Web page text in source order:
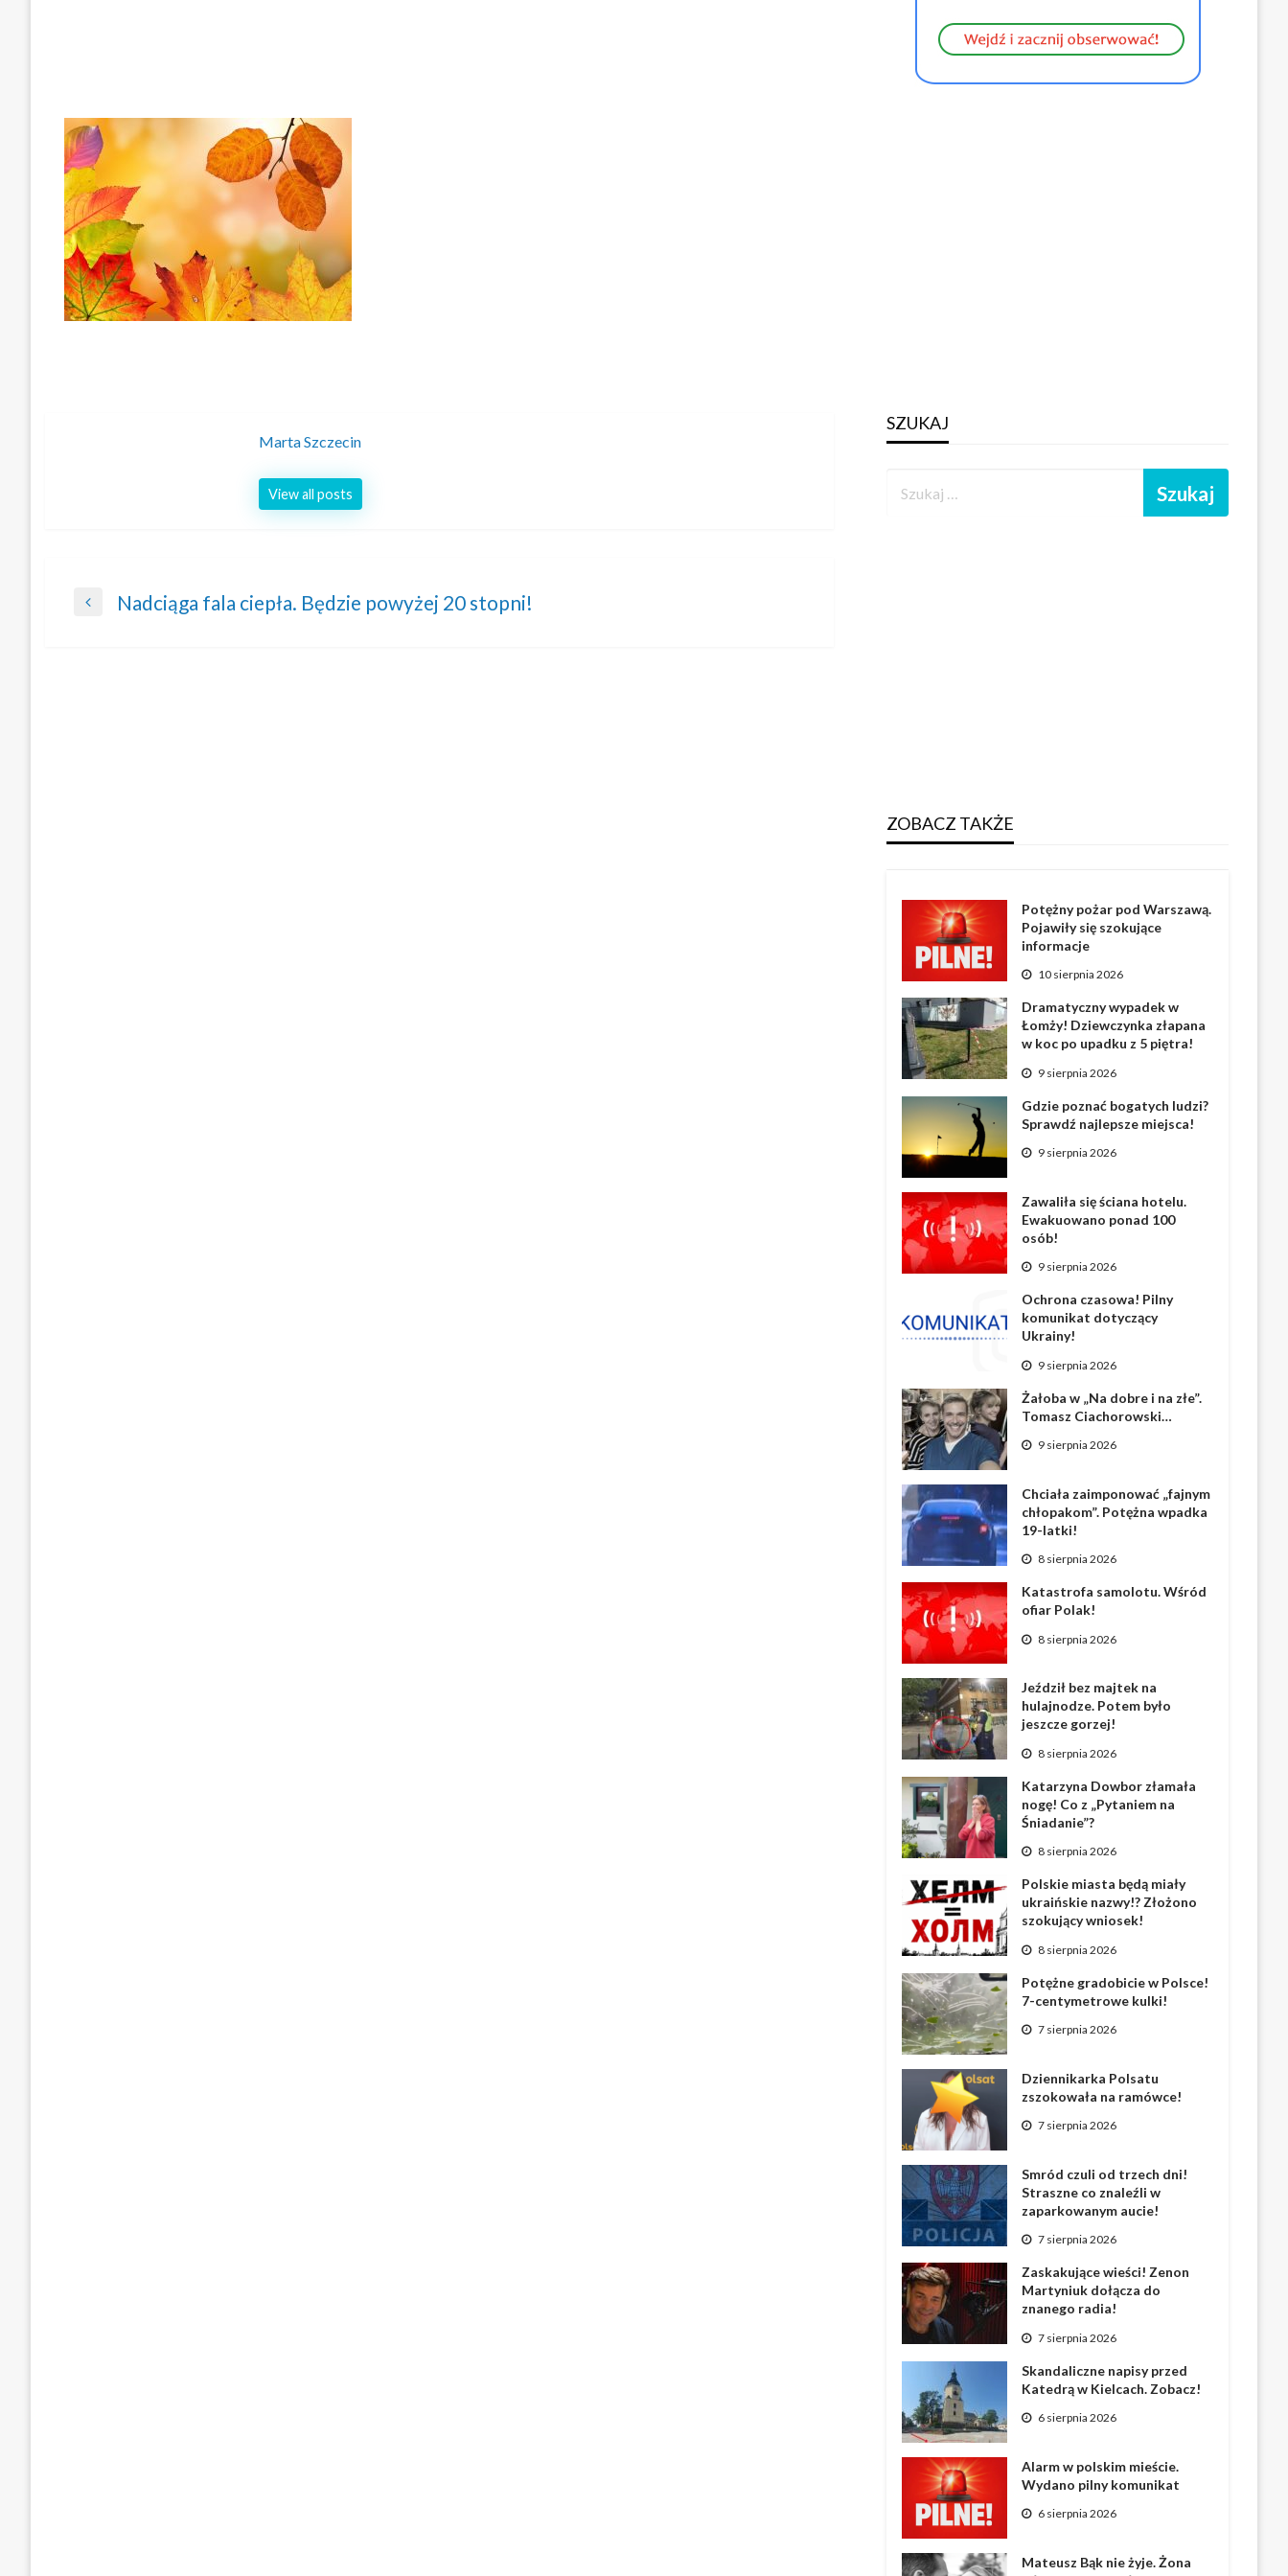
Marta Szczecin
View all posts
Nawigacja
Previous
Nadciąga fala ciepła. Będzie powyżej 20 stopni!
SZUKAJ
ZOBACZ TAKŻE
Potężny pożar pod Warszawą.
Pojawiły się szokujące
informacje
10 sierpnia 2026
Dramatyczny wypadek w
Łomży! Dziewczynka złapana
w koc po upadku z 5 piętra!
9 sierpnia 2026
Gdzie poznać bogatych ludzi?
Sprawdź najlepsze miejsca!
9 sierpnia 2026
Zawaliła się ściana hotelu.
Ewakuowano ponad 100
osób!
9 sierpnia 2026
Ochrona czasowa! Pilny
komunikat dotyczący
Ukrainy!
9 sierpnia 2026
Żałoba w „Na dobre i na złe”.
Tomasz Ciachorowski…
9 sierpnia 2026
Chciała zaimponować „fajnym
chłopakom”. Potężna wpadka
19-latki!
8 sierpnia 2026
Katastrofa samolotu. Wśród
ofiar Polak!
8 sierpnia 2026
Jeździł bez majtek na
hulajnodze. Potem było
jeszcze gorzej!
8 sierpnia 2026
Katarzyna Dowbor złamała
nogę! Co z „Pytaniem na
Śniadanie”?
8 sierpnia 2026
Polskie miasta będą miały
ukraińskie nazwy!? Złożono
szokujący wniosek!
8 sierpnia 2026
Potężne gradobicie w Polsce!
7-centymetrowe kulki!
7 sierpnia 2026
Dziennikarka Polsatu
zszokowała na ramówce!
7 sierpnia 2026
Smród czuli od trzech dni!
Straszne co znaleźli w
zaparkowanym aucie!
7 sierpnia 2026
Zaskakujące wieści! Zenon
Martyniuk dołącza do
znanego radia!
7 sierpnia 2026
Skandaliczne napisy przed
Katedrą w Kielcach. Zobacz!
6 sierpnia 2026
Alarm w polskim mieście.
Wydano pilny komunikat
6 sierpnia 2026
Mateusz Bąk nie żyje. Żona